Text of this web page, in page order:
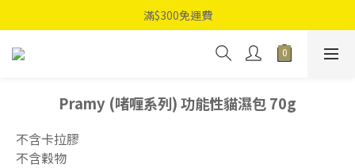
滿$300免運費
Pramy (啫喱系列) 功能性貓濕包 70g
不含卡拉膠
不含穀物